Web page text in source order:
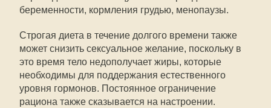
беременности, кормления грудью, менопаузы.
Строгая диета в течение долгого времени также
может снизить сексуальное желание, поскольку в
это время тело недополучает жиры, которые
необходимы для поддержания естественного
уровня гормонов. Постоянное ограничение
рациона также сказывается на настроении.